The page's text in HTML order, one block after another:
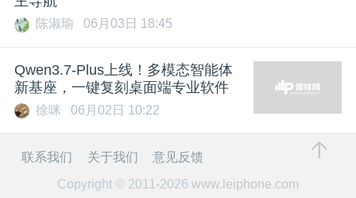
陈淑瑜 06月03日 18:45
Qwen3.7-Plus上线！多模态智能体
新基座，一键复刻桌面端专业软件
徐咪 06月02日 10:22
联系我们 关于我们
意见反馈
Copyright © 2011-2026 www.leiphone.com